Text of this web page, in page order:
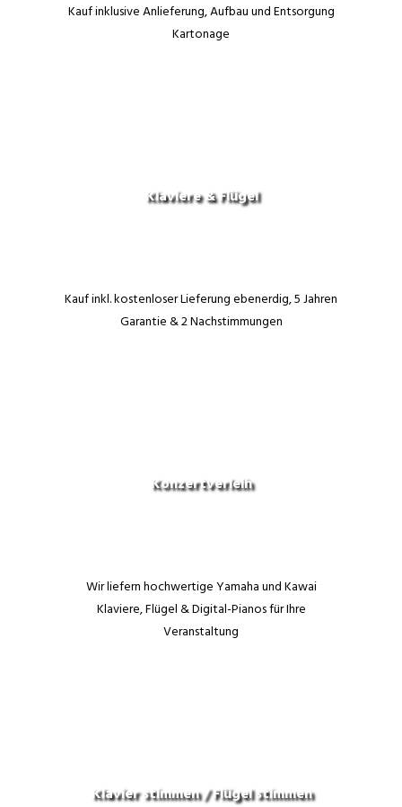
Kauf inklusive Anlieferung, Aufbau und Entsorgung
Kartonage
Klaviere & Flügel
Kauf inkl. kostenloser Lieferung ebenerdig, 5 Jahren
Garantie & 2 Nachstimmungen
Konzertverleih
Wir liefern hochwertige Yamaha und Kawai
Klaviere, Flügel & Digital-Pianos für Ihre
Veranstaltung
Klavier stimmen / Flügel stimmen